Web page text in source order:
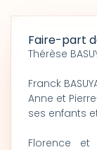
Faire-part
Thérèse
Franck
Anne et
ses enfants
Florence et